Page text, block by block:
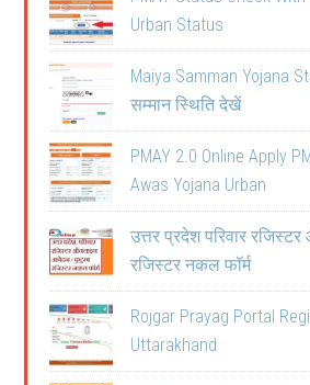
Urban Status
Maiya Samman Yojana
सम्मान स्थिति देखें
PMAY 2.0 Online Apply
Awas Yojana Urban
उत्तर प्रदेश परिवार
रजिस्टर नकल फॉर्म
Rojgar Prayag Portal
Uttarakhand